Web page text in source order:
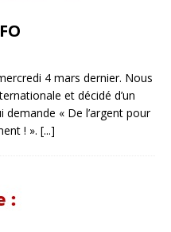
4 mars dernier. Nous
et décidé d’un
« De l’argent pour
! ». [...]